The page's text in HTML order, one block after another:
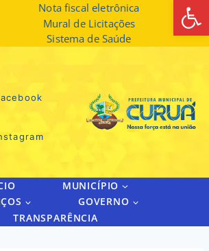
Nota fiscal eletrônica
Mural de Licitações
Sistema de Saúde
MUNICÍPIO
GOVERNO
TRANSPARÊNCIA